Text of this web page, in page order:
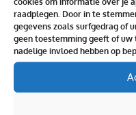
raadplegen. Door in te
gegevens zoals surfgedrag of
geen toestemming geeft of
nadelige invloed hebben op
Binnen 2